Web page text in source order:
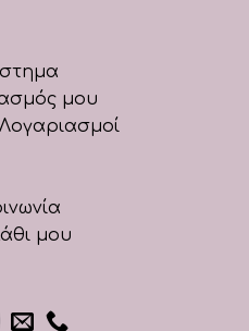
μου
μου